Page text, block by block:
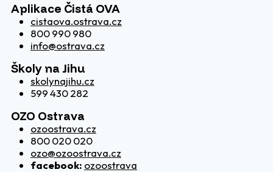
Aplikace Čistá OVA
cistaova.ostrava.cz
800 990 980
info@ostrava.cz
Školy na Jihu
skolynajihu.cz
599 430 282
OZO Ostrava
ozoostrava.cz
800 020 020
ozo@ozoostrava.cz
facebook: ozoostrava